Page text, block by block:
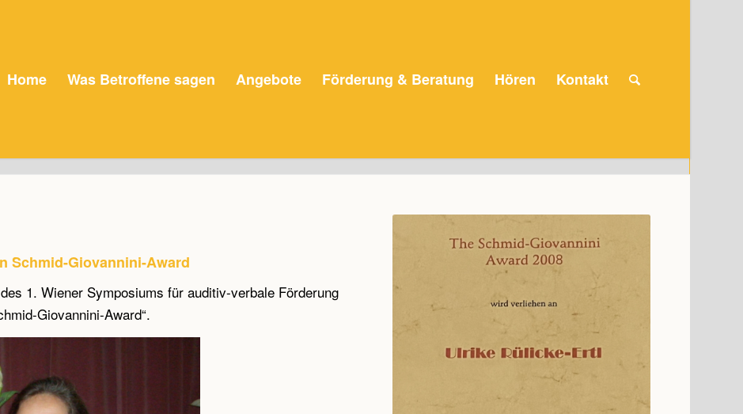
Home Was Betroffene sagen Angebote Förderung & Beratung Hören Kontakt
Schmid-Giovannini-Award
1. Wiener Symposiums für auditiv-verbale Förderung
Giovannini-Award“.